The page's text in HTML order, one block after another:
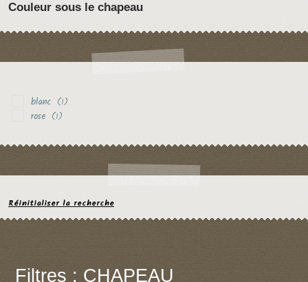
Couleur sous le chapeau
blanc (1)
rose (1)
Réinitialiser la recherche
Filtres : CHAPEAU